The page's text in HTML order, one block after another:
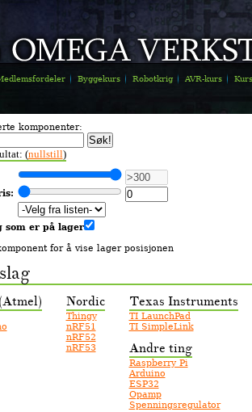
Byggekurs Robotkrig AVR-kurs Kurs
komponenter:
(nullstill)
som er på lager
for å vise lager posisjonen
Nordic
Thingy
nRF51
nRF52
nRF53
Texas Instruments
TI LaunchPad
TI SimpleLink
Andre ting
Raspberry Pi
Arduino
ESP32
Opamp
Spenningsregulator